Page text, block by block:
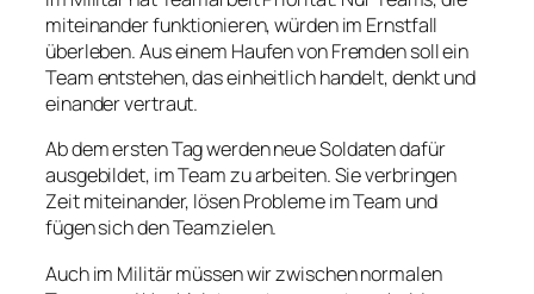
miteinander funktionieren, würden im Ernstfall
überleben. Aus einem Haufen von Fremden soll ein
Team entstehen, das einheitlich handelt, denkt und
einander vertraut.
Ab dem ersten Tag werden neue Soldaten dafür
ausgebildet, im Team zu arbeiten. Sie verbringen
Zeit miteinander, lösen Probleme im Team und
fügen sich den Teamzielen.
Auch im Militär müssen wir zwischen normalen